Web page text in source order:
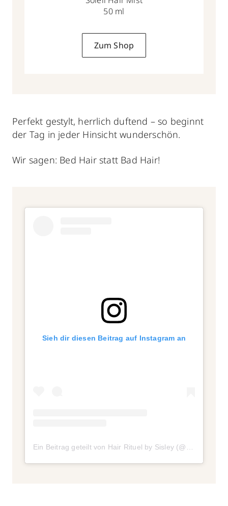
50 ml
Zum Shop
Perfekt gestylt, herrlich duftend – so beginnt
der Tag in jeder Hinsicht wunderschön.
Wir sagen: Bed Hair statt Bad Hair!
Sieh dir diesen Beitrag auf Instagram an